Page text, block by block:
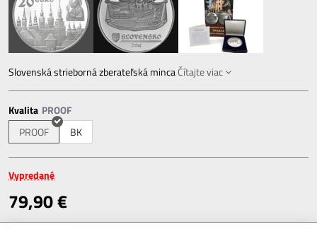
Slovenská strieborná zberateľská mincaČítajte viac
Kvalita
PROOF
BK
Vypredané
79,90 €